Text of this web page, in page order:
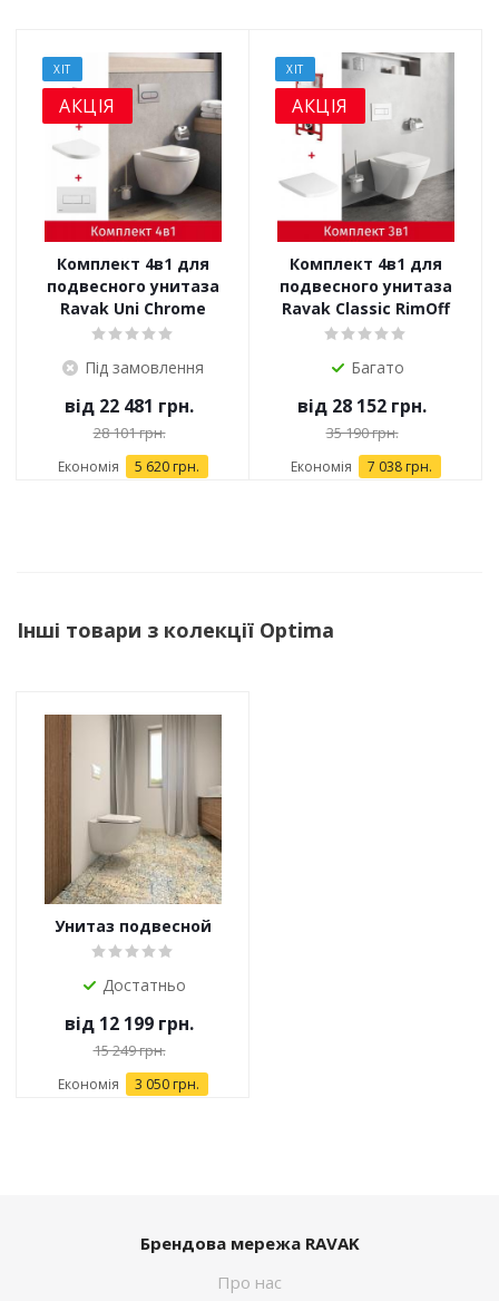
ХІТ
АКЦІЯ
Комплект 4в1 для
подвесного унитаза
Ravak Uni Chrome
(X01516)
Під замовлення
від 22 481 грн.
28 101 грн.
Економія 5 620 грн.
ХІТ
АКЦІЯ
Комплект 4в1 для
подвесного унитаза
Ravak Classic RimOff
(X01671)
Багато
від 28 152 грн.
35 190 грн.
Економія 7 038 грн.
Інші товари з колекції Optima
Унитаз подвесной
Ravak Optima RimOff
Достатньо
від 12 199 грн.
15 249 грн.
Економія 3 050 грн.
Брендова мережа RAVAK
Про нас